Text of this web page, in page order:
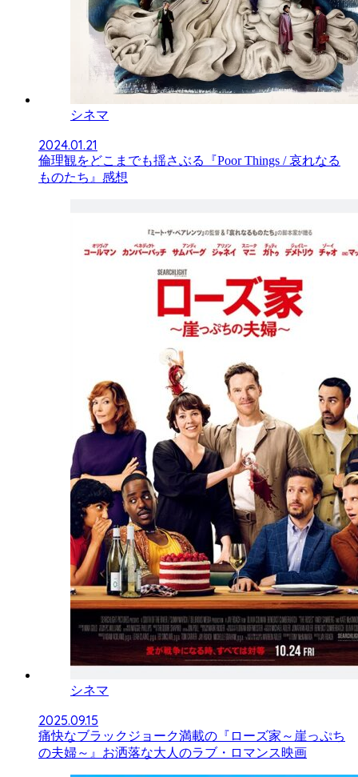
シネマ
2024.01.21
倫理観をどこまでも揺さぶる『Poor Things / 哀れなる
ものたち』感想
シネマ
2025.09.15
痛快なブラックジョーク満載の『ローズ家～崖っぷち
の夫婦～』お洒落な大人のラブ・ロマンス映画